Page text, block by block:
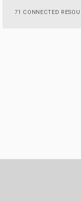
71 CONNECTED